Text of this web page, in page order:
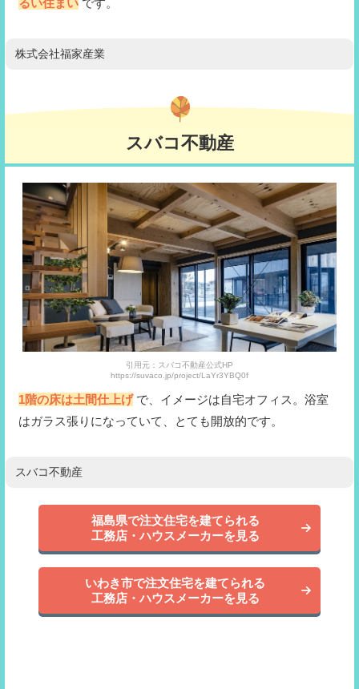
株式会社福家産業
スバコ不動産
引用元：スバコ不動産公式HP
https://suvaco.jp/project/LaYr3YBQ0f
1階の床は土間仕上げ で、イメージは自宅オフィス。浴室
はガラス張りになっていて、とても開放的です。
スバコ不動産
福島県で注文住宅を建てられる
工務店・ハウスメーカーを見る
いわき市で注文住宅を建てられる
工務店・ハウスメーカーを見る